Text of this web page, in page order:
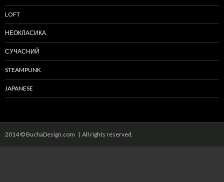
LOFT
НЕОКЛАСИКА
СУЧАСНИЙ
STEAMPUNK
JAPANESE
2014 © BuchaDesign.com | All rights reserved.